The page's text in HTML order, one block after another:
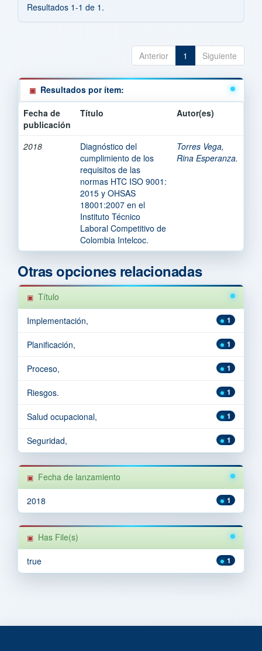
Resultados 1-1 de 1.
Anterior 1 Siguiente
Resultados por ítem:
Fecha de
publicación
Título Autor(es)
2018
Diagnóstico del
cumplimiento de los
requisitos de las
normas HTC ISO 9001:
2015 y OHSAS
18001:2007 en el
Instituto Técnico
Laboral Competitivo de
Colombia Intelcoc.
Torres Vega,
Rina Esperanza.
Otras opciones relacionadas
Título
1
Implementación,
1
Planificación,
1
Proceso,
1
Riesgos.
1
Salud ocupacional,
1
Seguridad,
Fecha de lanzamiento
1
2018
Has File(s)
1
true